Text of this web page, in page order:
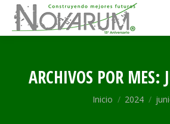
ARCHIVOS POR MES:
Estás aquí:
Inicio 2024